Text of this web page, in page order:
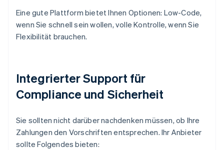
Eine gute Plattform bietet Ihnen Optionen: Low-Code,
wenn Sie schnell sein wollen, volle Kontrolle, wenn Sie
Flexibilität brauchen.
Integrierter Support für
Compliance und Sicherheit
Sie sollten nicht darüber nachdenken müssen, ob Ihre
Zahlungen den Vorschriften entsprechen. Ihr Anbieter
sollte Folgendes bieten: